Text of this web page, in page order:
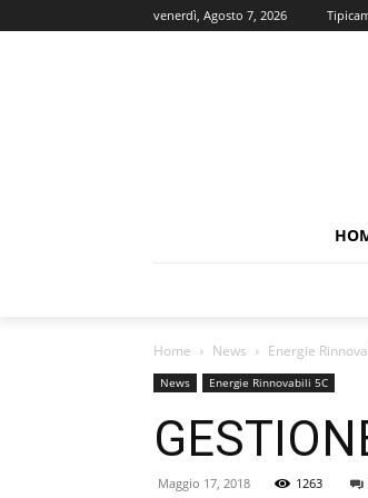
venerdì, Agosto 7, 2026
Home News Energie
News Energie Rinnovabili 5C
Maggio 17, 2018 1263